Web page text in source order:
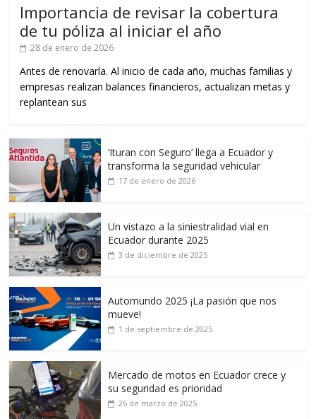
Importancia de revisar la cobertura
de tu póliza al iniciar el año
28 de enero de 2026
Antes de renovarla. Al inicio de cada año, muchas familias y
empresas realizan balances financieros, actualizan metas y
replantean sus
‘Ituran con Seguro’ llega a Ecuador y
transforma la seguridad vehicular
17 de enero de 2026
Un vistazo a la siniestralidad vial en
Ecuador durante 2025
3 de diciembre de 2025
Automundo 2025 ¡La pasión que nos
mueve!
1 de septiembre de 2025
Mercado de motos en Ecuador crece y
su seguridad es prioridad
26 de marzo de 2025